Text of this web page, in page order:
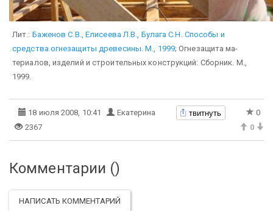
Лит.: Баженов С.В., Елисеева Л.В., Булага С.Н. Способы и
средства огнезащиты древесины. М., 1999; Огнезащита ма­
териалов, изделий и строительных конструкций: Сборник. М.,
1999.
18 июля 2008, 10:41 Екатерина твитнуть
0
2367
0
Комментарии ()
НАПИСАТЬ КОММЕНТАРИЙ